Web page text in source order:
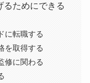
るためにできる
に転職する
を取得する
修に関わる